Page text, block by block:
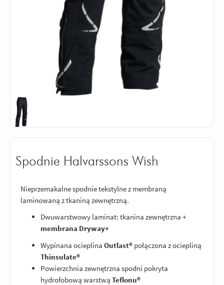
Spodnie Halvarssons Wish
Nieprzemakalne spodnie tekstylne z membraną
laminowaną z tkaniną zewnętrzną.
Dwuwarstwowy laminat: tkanina zewnętrzna +
membrana Dryway+
Wypinana ocieplina Outlast® połączona z ociepliną
Thinsulate®
Powierzchnia zewnętrzna spodni pokryta
hydrofobową warstwą Teflonu®